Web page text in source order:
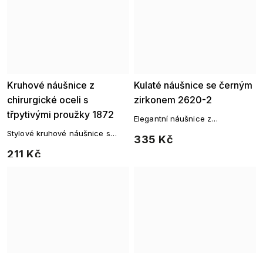
Kruhové náušnice z
chirurgické oceli s
třpytivými proužky 1872
211 Kč
Stylové kruhové náušnice s
odolné chirurgické oceli.
Kulaté náušnice se černým
zirkonem 2620-2
335 Kč
Elegantní náušnice z
černým zirkonem a drobnými